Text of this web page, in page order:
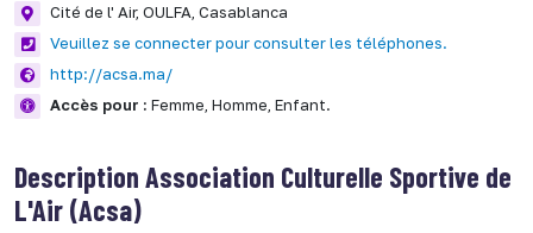
Cité de l' Air, OULFA, Casablanca
Veuillez se connecter pour consulter les téléphones.
http://acsa.ma/
Accès pour : Femme, Homme, Enfant.
Description Association Culturelle Sportive de
L'Air (Acsa)